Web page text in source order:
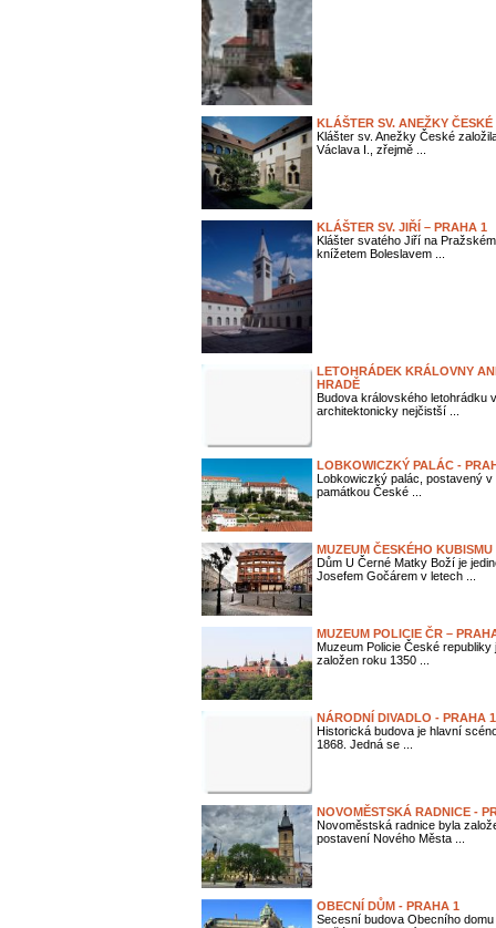
KLÁŠTER SV. ANEŽKY
Klášter sv. Anežky České
Václava I., zřejmě ...
KLÁŠTER SV. JIŘÍ – PRAHA 1
Klášter svatého Jiří na
knížetem Boleslavem ...
LETOHRÁDEK KRÁLOVNY
HRADĚ
Budova královského letohrádku
architektonicky nejčistší ...
LOBKOWICZKÝ PALÁC -
Lobkowiczký palác, postavený
památkou České ...
MUZEUM ČESKÉHO
Dům U Černé Matky Boží je
Josefem Gočárem v letech ...
MUZEUM POLICIE ČR –
Muzeum Policie České
založen roku 1350 ...
NÁRODNÍ DIVADLO - PRAHA
Historická budova je hlavní
1868. Jedná se ...
NOVOMĚSTSKÁ RADNICE -
Novoměstská radnice byla
postavení Nového Města ...
OBECNÍ DŮM - PRAHA 1
Secesní budova Obecního